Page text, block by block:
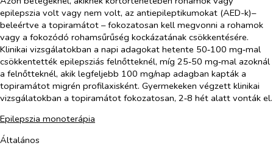
epilepszia volt vagy nem volt, az antiepileptikumokat (AED-k)–
beleértve a topiramátot – fokozatosan kell megvonni a rohamok
vagy a fokozódó rohamsűrűség kockázatának csökkentésére.
Klinikai vizsgálatokban a napi adagokat hetente 50‑100 mg‑mal
csökkentették epilepsziás felnőtteknél, míg 25‑50 mg‑mal azoknál
a felnőtteknél, akik legfeljebb 100 mg/nap adagban kapták a
topiramátot migrén profilaxisként. Gyermekeken végzett klinikai
vizsgálatokban a topiramátot fokozatosan, 2‑8 hét alatt vonták el.
Epilepszia monoterápia
Általános